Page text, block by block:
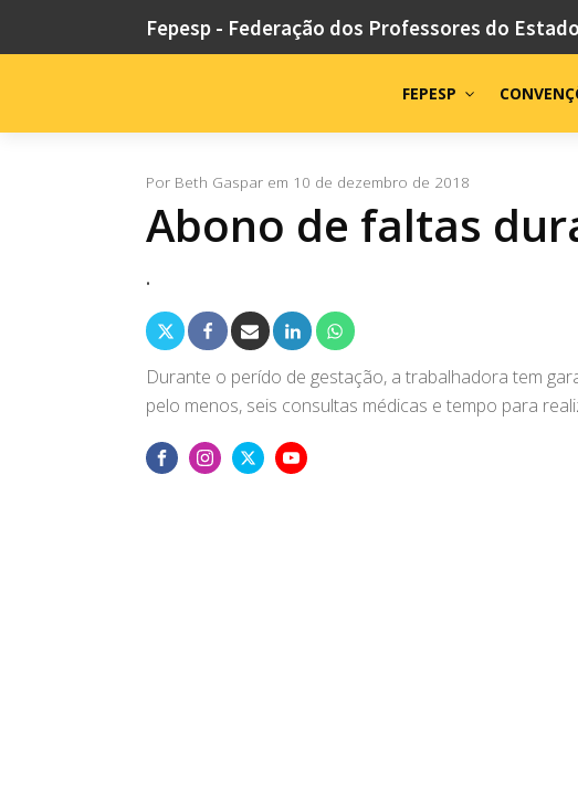
Fepesp - Federação dos Professores do
FEPESP
Por Beth Gaspar em 10 de dezembro de 2018
Abono de faltas
.
Durante o perído de gestação, a trabalhadora tem
pelo menos, seis consultas médicas e tempo para